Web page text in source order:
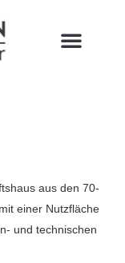
aus den 70-
einer Nutzfläche
und technischen